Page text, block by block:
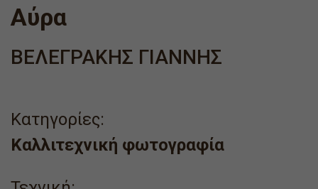
Αύρα
ΒΕΛΕΓΡΑΚΗΣ ΓΙΑΝΝΗΣ
Κατηγορίες:
Καλλιτεχνική φωτογραφία